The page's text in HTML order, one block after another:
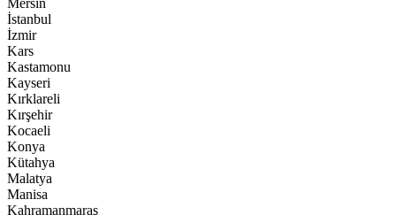
Mersin
İstanbul
İzmir
Kars
Kastamonu
Kayseri
Kırklareli
Kırşehir
Kocaeli
Konya
Kütahya
Malatya
Manisa
Kahramanmaraş